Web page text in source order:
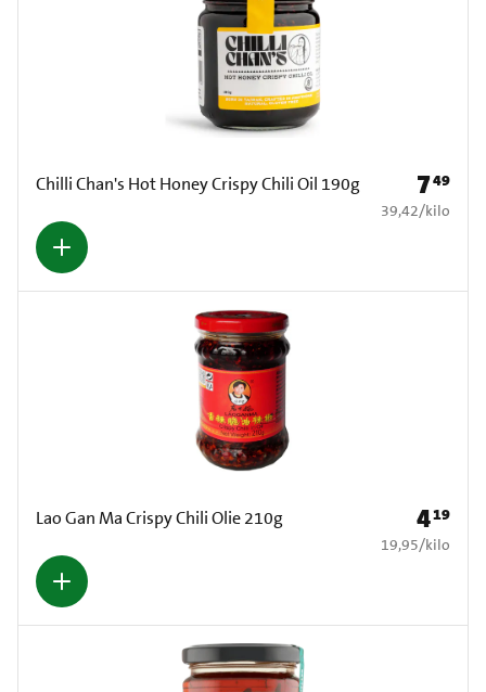
Chilli Chan's Hot Honey Crispy Chili Oil 190g Prijs: €
749
€ 39,42 per kilo
39,42/kilo
Lao Gan Ma Crispy Chili Olie 210g Prijs: €
419
€ 19,95 per kilo
19,95/kilo